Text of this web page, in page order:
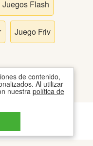
de contenido,
Al utilizar
nuestra política de
Juegos Flash
Juego Friv
TOS
JUEGOS